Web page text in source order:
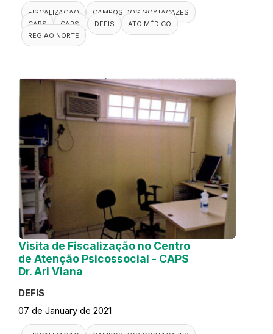
FISCALIZAÇÃO
CAMPOS DOS GOYTACAZES
CAPS
CAPSI DEFIS
ATO MÉDICO
REGIÃO NORTE
Visita de Fiscalização no Centro
de Atenção Psicossocial - CAPS
Dr. Ari Viana
DEFIS
07 de January de 2021